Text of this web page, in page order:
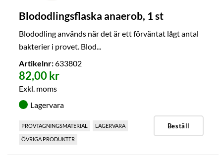
Blododlingsflaska anaerob, 1 st
Blododling används när det är ett förväntat lågt antal
bakterier i provet. Blod...
Artikelnr:633802
82,00 kr
Exkl. moms
Lagervara
PROVTAGNINGSMATERIAL LAGERVARA
ÖVRIGA PRODUKTER
Beställ